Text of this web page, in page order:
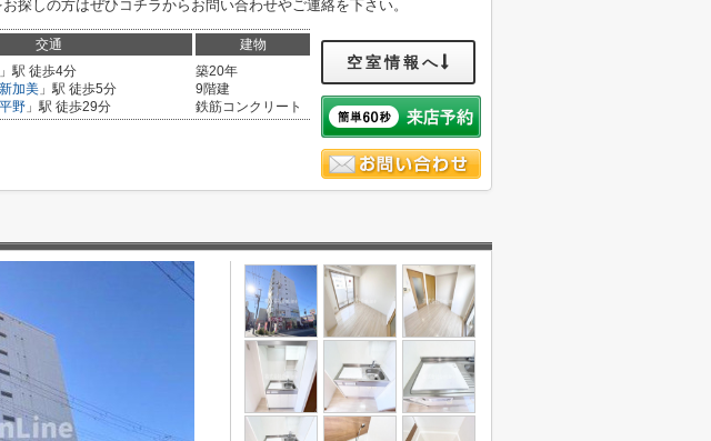
探しの方はぜひコチラからお問い合わせやご連絡を下さい。
交通 建物
」駅 徒歩4分
新加美 」駅 徒歩5分
平野 」駅 徒歩29分
築20年
9階建
鉄筋コンクリート
空室情報へ